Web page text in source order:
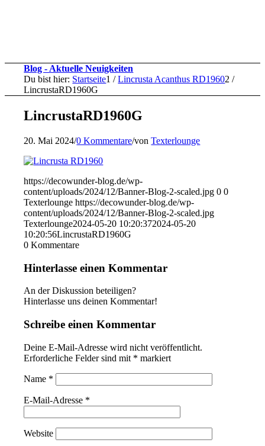
Blog - Aktuelle Neuigkeiten
Du bist hier: Startseite1 / Lincrusta Acanthus RD19602 /
LincrustaRD1960G
LincrustaRD1960G
20. Mai 2024/0 Kommentare/vonTexterlounge
https://decowunder-blog.de/wp-
content/uploads/2024/12/Banner-Blog-2-scaled.jpg 0 0
Texterlounge https://decowunder-blog.de/wp-
content/uploads/2024/12/Banner-Blog-2-scaled.jpg
Texterlounge2024-05-20 10:20:372024-05-20
10:20:56LincrustaRD1960G
0 Kommentare
Hinterlasse einen Kommentar
An der Diskussion beteiligen?
Hinterlasse uns deinen Kommentar!
Schreibe einen Kommentar
Deine E-Mail-Adresse wird nicht veröffentlicht.
Erforderliche Felder sind mit * markiert
Name *
E-Mail-Adresse *
Website